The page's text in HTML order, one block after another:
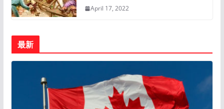
April 17, 2022
最新